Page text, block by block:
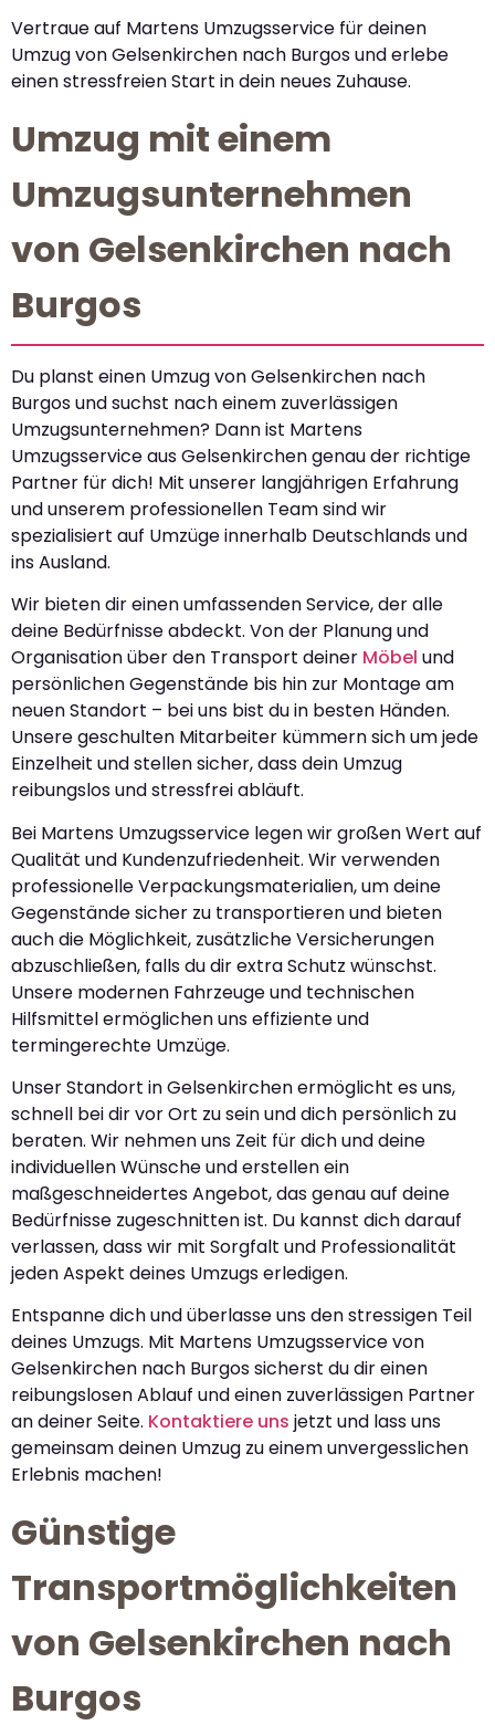
Vertraue auf Martens Umzugsservice für deinen
Umzug von Gelsenkirchen nach Burgos und erlebe
einen stressfreien Start in dein neues Zuhause.
Umzug mit einem
Umzugsunternehmen
von Gelsenkirchen nach
Burgos
Du planst einen Umzug von Gelsenkirchen nach
Burgos und suchst nach einem zuverlässigen
Umzugsunternehmen? Dann ist Martens
Umzugsservice aus Gelsenkirchen genau der richtige
Partner für dich! Mit unserer langjährigen Erfahrung
und unserem professionellen Team sind wir
spezialisiert auf Umzüge innerhalb Deutschlands und
ins Ausland.
Wir bieten dir einen umfassenden Service, der alle
deine Bedürfnisse abdeckt. Von der Planung und
Organisation über den Transport deiner Möbel und
persönlichen Gegenstände bis hin zur Montage am
neuen Standort – bei uns bist du in besten Händen.
Unsere geschulten Mitarbeiter kümmern sich um jede
Einzelheit und stellen sicher, dass dein Umzug
reibungslos und stressfrei abläuft.
Bei Martens Umzugsservice legen wir großen Wert auf
Qualität und Kundenzufriedenheit. Wir verwenden
professionelle Verpackungsmaterialien, um deine
Gegenstände sicher zu transportieren und bieten
auch die Möglichkeit, zusätzliche Versicherungen
abzuschließen, falls du dir extra Schutz wünschst.
Unsere modernen Fahrzeuge und technischen
Hilfsmittel ermöglichen uns effiziente und
termingerechte Umzüge.
Unser Standort in Gelsenkirchen ermöglicht es uns,
schnell bei dir vor Ort zu sein und dich persönlich zu
beraten. Wir nehmen uns Zeit für dich und deine
individuellen Wünsche und erstellen ein
maßgeschneidertes Angebot, das genau auf deine
Bedürfnisse zugeschnitten ist. Du kannst dich darauf
verlassen, dass wir mit Sorgfalt und Professionalität
jeden Aspekt deines Umzugs erledigen.
Entspanne dich und überlasse uns den stressigen Teil
deines Umzugs. Mit Martens Umzugsservice von
Gelsenkirchen nach Burgos sicherst du dir einen
reibungslosen Ablauf und einen zuverlässigen Partner
an deiner Seite. Kontaktiere uns jetzt und lass uns
gemeinsam deinen Umzug zu einem unvergesslichen
Erlebnis machen!
Günstige
Transportmöglichkeiten
von Gelsenkirchen nach
Burgos